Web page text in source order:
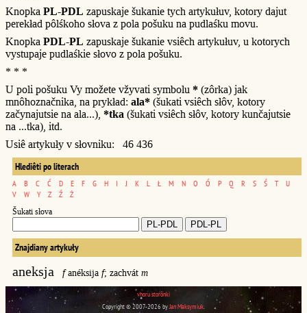
Knopka PL-PDL zapuskaje šukanie tych artykułuv, kotory dajut
perekład pôlśkoho słova z pola pošuku na pudlaśku movu.
Knopka PDL-PL zapuskaje šukanie vsiêch artykułuv, u kotorych
vystupaje pudlaśkie słovo z pola pošuku.
* * *
U poli pošuku Vy možete vžyvati symbolu * (zôrka) jak
mnôhoznačnika, na prykład: ala* (šukati vsiêch słôv, kotory
začynajutsie na ala...), *tka (šukati vsiêch słôv, kotory kunčajutsie
na ...tka), itd.
Usiê artykuły v słovniku: 46 436
Hlediêti po literach
A B C Ć D E F G H I J K L Ł M N O Ó P Q R S Ś T
U
V
W Y Z Ź Ż
Šukati słova
Znajdiany artykuły
aneksja fanéksija f; zachvát m
vhoru storônki
Copyright © 2007-2026 byJan Maksymiuk